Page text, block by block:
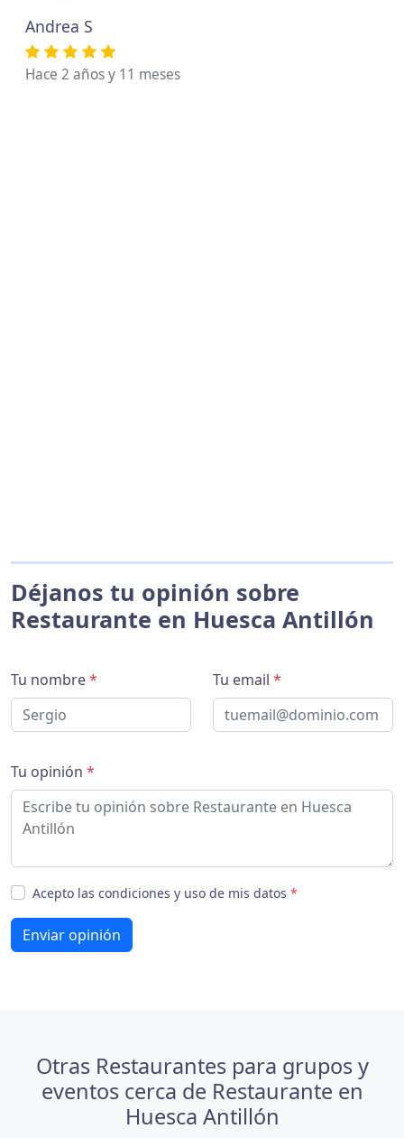
Andrea S
Hace 2 años y 11 meses
Déjanos tu opinión sobre
Restaurante en Huesca Antillón
Tu nombre* Tu email *
Tu opinión *
Acepto las condiciones y uso de mis datos *
Enviar opinión
Otras Restaurantes para grupos y
eventos cerca de Restaurante en
Huesca Antillón